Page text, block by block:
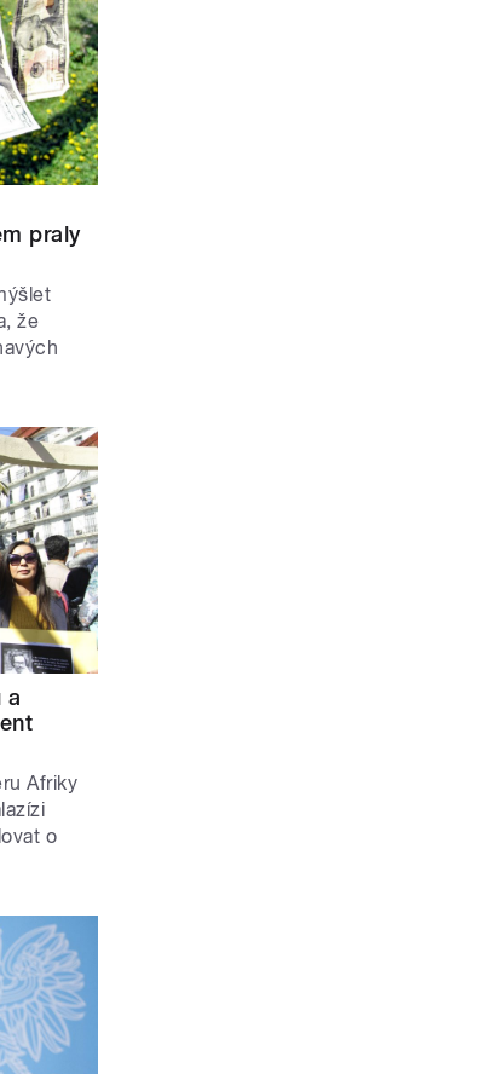
praly
že
a
Afriky
o